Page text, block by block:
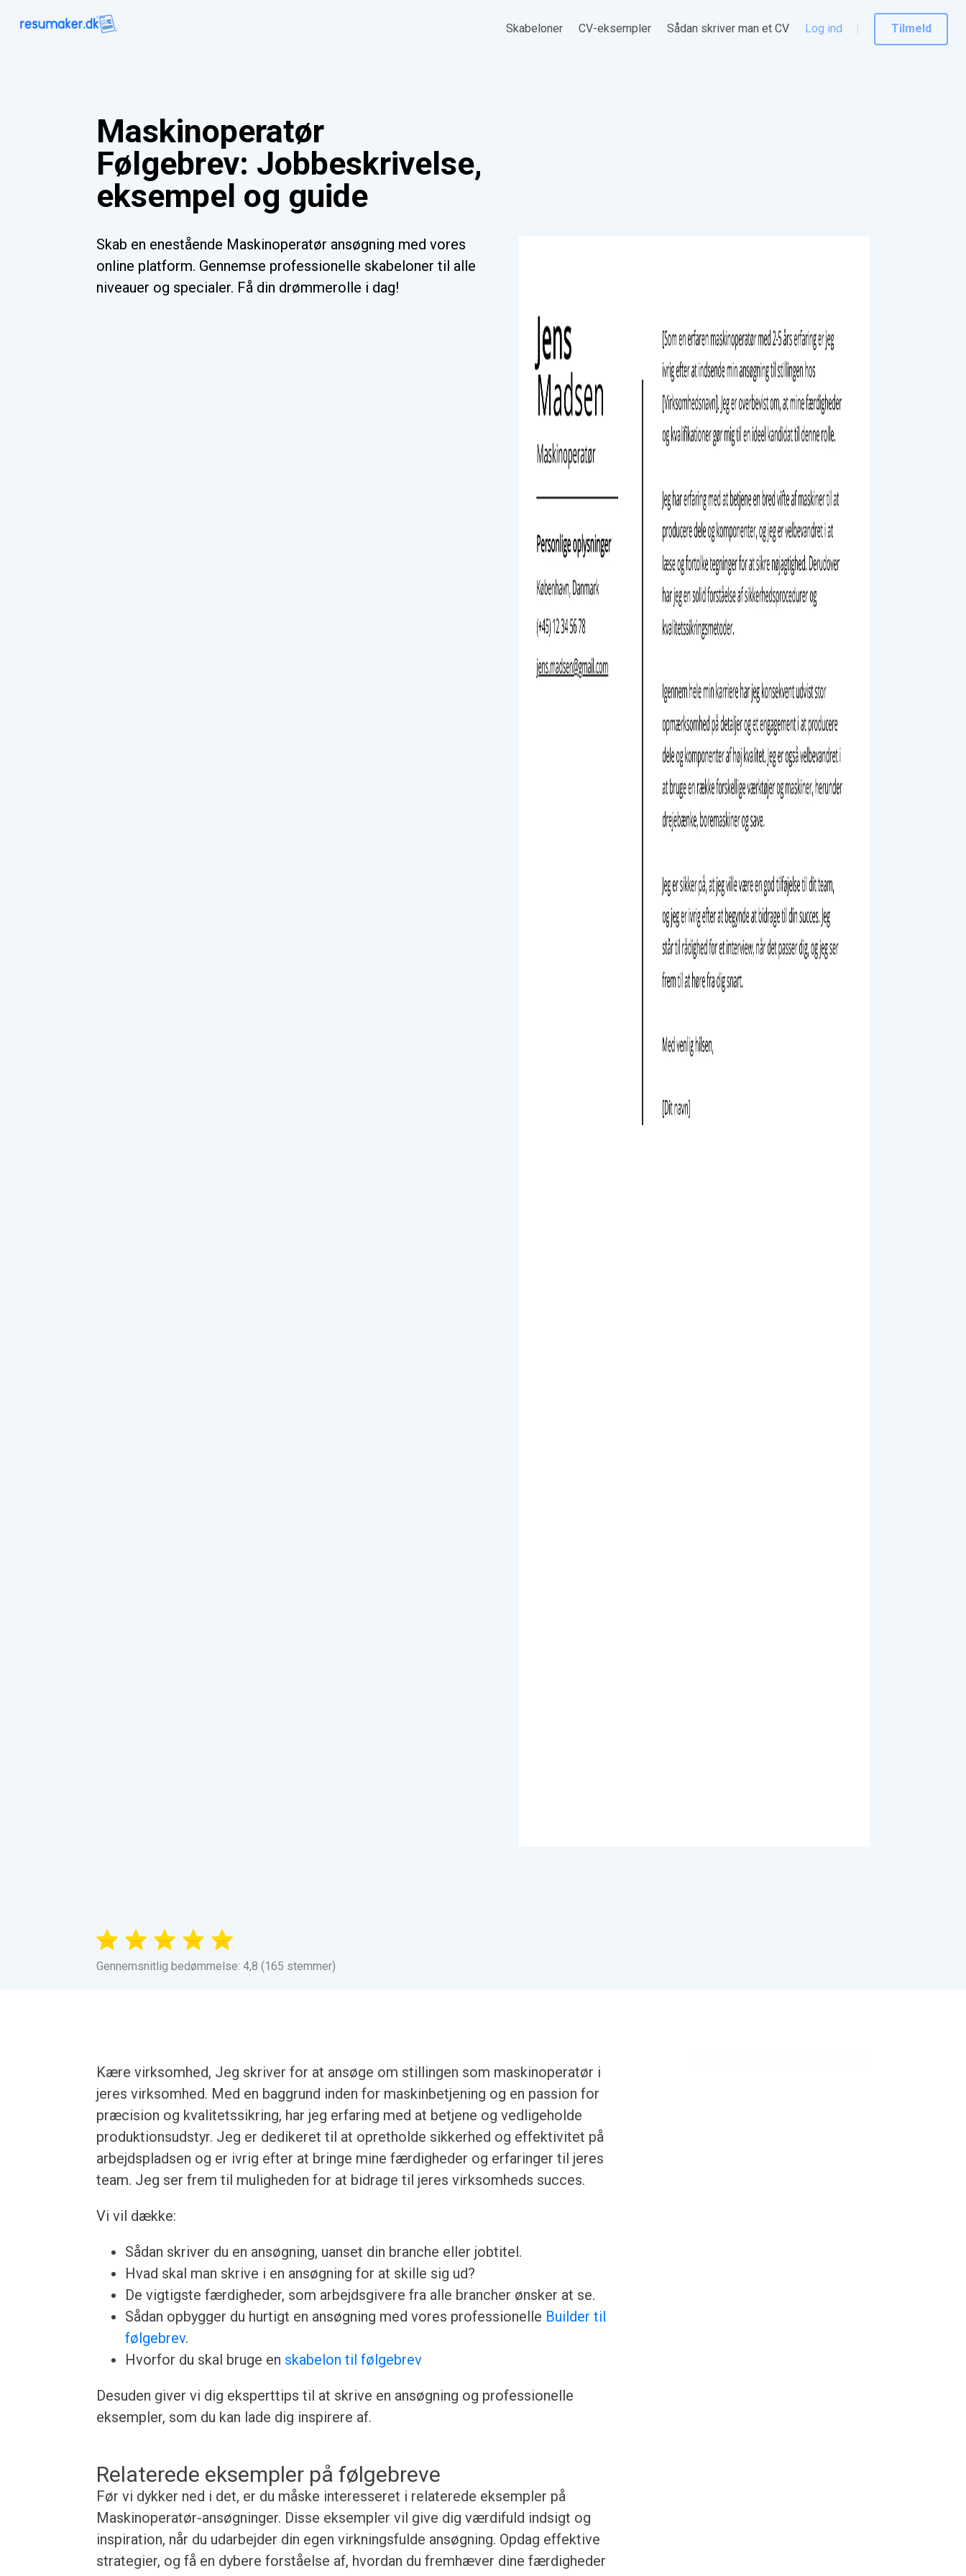
Skabeloner CV-eksempler Sådan skriver man et CV Log ind Tilmeld
Maskinoperatør
Følgebrev: Jobbeskrivelse,
eksempel og guide
Skab en enestående Maskinoperatør ansøgning med vores
online platform. Gennemse professionelle skabeloner til alle
niveauer og specialer. Få din drømmerolle i dag!
Gennemsnitlig bedømmelse: 4,8 (165 stemmer)
Kære virksomhed, Jeg skriver for at ansøge om stillingen som maskinoperatør i
jeres virksomhed. Med en baggrund inden for maskinbetjening og en passion for
præcision og kvalitetssikring, har jeg erfaring med at betjene og vedligeholde
produktionsudstyr. Jeg er dedikeret til at opretholde sikkerhed og effektivitet på
arbejdspladsen og er ivrig efter at bringe mine færdigheder og erfaringer til jeres
team. Jeg ser frem til muligheden for at bidrage til jeres virksomheds succes.
Vi vil dække:
Sådan skriver du en ansøgning, uanset din branche eller jobtitel.
Hvad skal man skrive i en ansøgning for at skille sig ud?
De vigtigste færdigheder, som arbejdsgivere fra alle brancher ønsker at se.
Sådan opbygger du hurtigt en ansøgning med vores professionelle Builder til
følgebrev.
Hvorfor du skal bruge en skabelon til følgebrev
Desuden giver vi dig eksperttips til at skrive en ansøgning og professionelle
eksempler, som du kan lade dig inspirere af.
Relaterede eksempler på følgebreve
Før vi dykker ned i det, er du måske interesseret i relaterede eksempler på
Maskinoperatør-ansøgninger. Disse eksempler vil give dig værdifuld indsigt og
inspiration, når du udarbejder din egen virkningsfulde ansøgning. Opdag effektive
strategier, og få en dybere forståelse af, hvordan du fremhæver dine færdigheder